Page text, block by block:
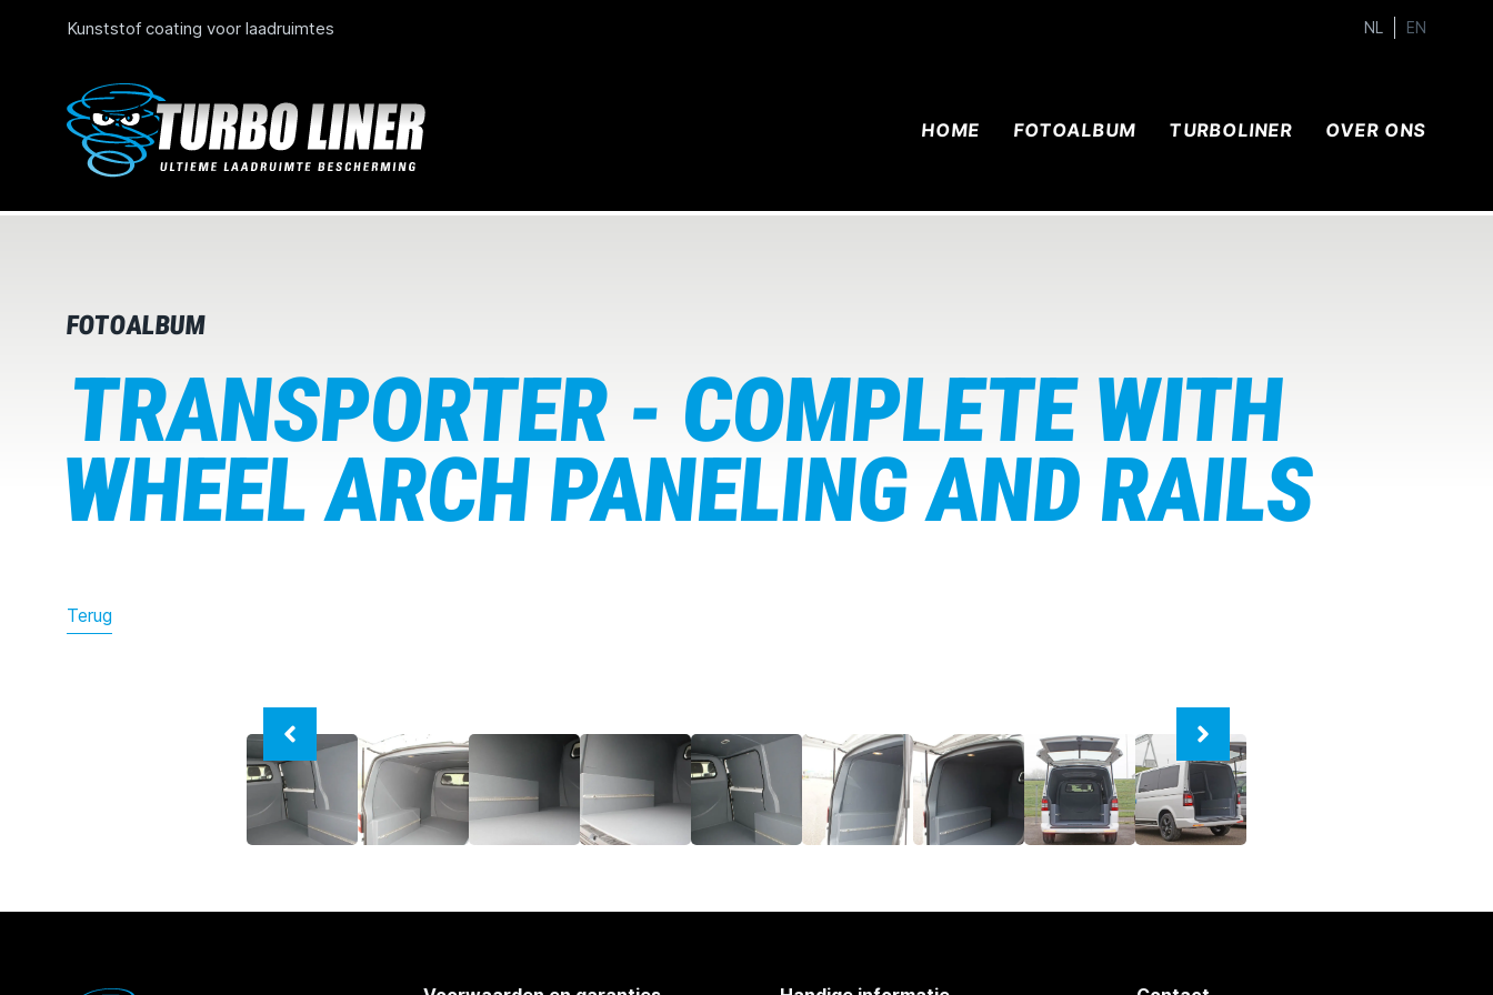
Kunststof coating voor laadruimtes NL EN
HOME FOTOALBUM TURBOLINER OVER ONS
FOTOALBUM
TRANSPORTER - COMPLETE WITH
WHEEL ARCH PANELING AND RAILS
Terug